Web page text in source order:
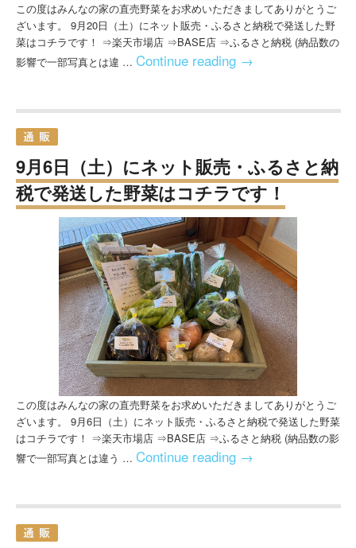
この度はみんなの家の直売野菜をお求めいただきましてありがとうご
ざいます。 9月20日（土）にネット販売・ふるさと納税で発送した野
菜はコチラです！ ⇒楽天市場店 ⇒BASE店 ⇒ふるさと納税 (納品数の
影響で一部写真とは違 … Continue reading →
9月6日（土）にネット販売・ふるさと納
税で発送した野菜はコチラです！
この度はみんなの家の直売野菜をお求めいただきましてありがとうご
ざいます。 9月6日（土）にネット販売・ふるさと納税で発送した野菜
はコチラです！ ⇒楽天市場店 ⇒BASE店 ⇒ふるさと納税 (納品数の影
響で一部写真とは違う … Continue reading →